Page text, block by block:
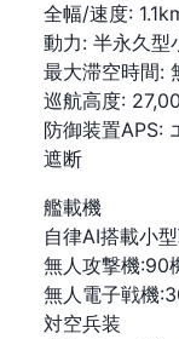
全幅/速度:
動力: 半永久型
最大滞空時間:
巡航高度:
防御装置APS:
遮断
艦載機
自律AI搭載小
無人攻撃機:90
無人電子戦機
対空兵装